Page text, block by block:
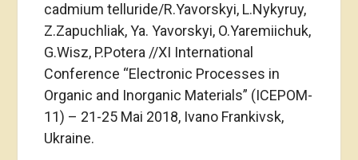
cadmium telluride/R.Yavorskyi, L.Nykyruy,
Z.Zapuchliak, Ya. Yavorskyi, O.Yaremiichuk,
G.Wisz, P.Potera //XI International
Conference “Electronic Processes in
Organic and Inorganic Materials” (ICEPOM-
11) – 21-25 Mai 2018, Ivano Frankivsk,
Ukraine.